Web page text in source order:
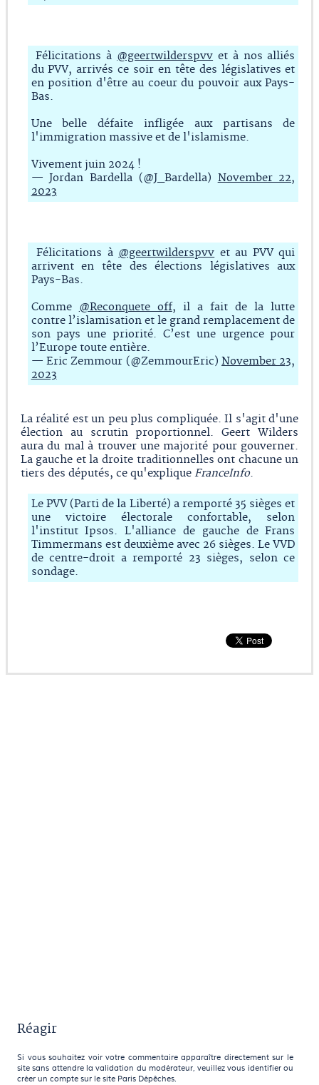
Félicitations à @geertwilderspvv et à nos alliés
du PVV, arrivés ce soir en tête des législatives et
en position d'être au coeur du pouvoir aux Pays-
Bas.
Une belle défaite infligée aux partisans de
l'immigration massive et de l'islamisme.
Vivement juin 2024 !
— Jordan Bardella (@J_Bardella) November 22,
2023
Félicitations à @geertwilderspvv et au PVV qui
arrivent en tête des élections législatives aux
Pays-Bas.
Comme @Reconquete_off, il a fait de la lutte
contre l’islamisation et le grand remplacement de
son pays une priorité. C’est une urgence pour
l’Europe toute entière.
— Eric Zemmour (@ZemmourEric)November 23,
2023
La réalité est un peu plus compliquée. Il s'agit d'une
élection au scrutin proportionnel. Geert Wilders
aura du mal à trouver une majorité pour gouverner.
La gauche et la droite traditionnelles ont chacune un
tiers des députés, ce qu'explique FranceInfo.
Le PVV (Parti de la Liberté) a remporté 35 sièges et
une victoire électorale confortable, selon
l'institut Ipsos. L'alliance de gauche de Frans
Timmermans est deuxième avec 26 sièges. Le VVD
de centre-droit a remporté 23 sièges, selon ce
sondage.
Réagir
Si vous souhaitez voir votre commentaire apparaître directement sur le
site sans attendre la validation du modérateur, veuillez vous identifier ou
créer un compte sur le site Paris Dépêches.